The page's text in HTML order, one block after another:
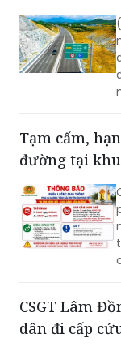
Tạm cấm,
đường tại
CSGT Lâm
dân đi cấp